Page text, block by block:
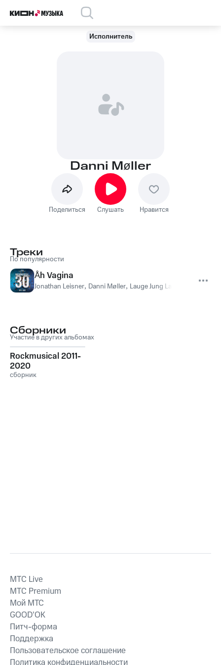
Исполнитель
Danni Møller
Поделиться Слушать Нравится
Треки
По популярности
Åh Vagina
Jonathan Leisner, Danni Møller, Lauge Jung Lassen
Сборники
Участие в других альбомах
Rockmusical 2011-
2020
сборник
MTС Live
MTС Premium
Мой МТС
GOOD’OK
Питч-форма
Поддержка
Пользовательское соглашение
Политика конфиденциальности